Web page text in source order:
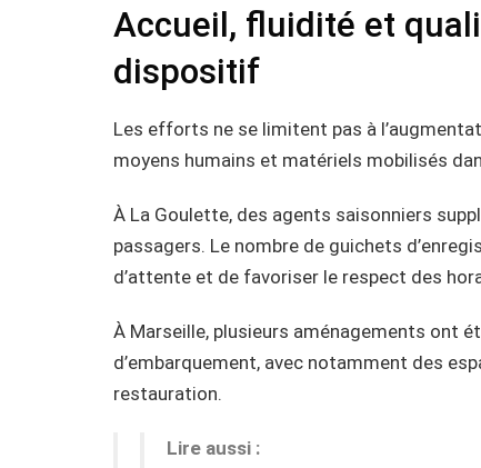
Accueil, fluidité et
dispositif
Les efforts ne se limitent pas à
moyens humains et matériels mobilisés
À La Goulette, des agents saisonniers
passagers. Le nombre de guichets
d’attente et de favoriser le respect des
À Marseille, plusieurs aménagements ont
d’embarquement, avec notamment des
restauration.
Lire aussi :